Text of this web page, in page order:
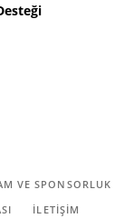
VE SPONSORLUK
İLETİŞİM